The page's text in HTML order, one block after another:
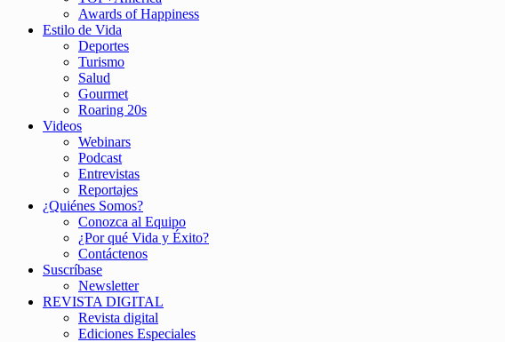
Awards of Happiness
Estilo de Vida
Deportes
Turismo
Salud
Gourmet
Roaring 20s
Videos
Webinars
Podcast
Entrevistas
Reportajes
¿Quiénes Somos?
Conozca al Equipo
¿Por qué Vida y Éxito?
Contáctenos
Suscríbase
Newsletter
REVISTA DIGITAL
Revista digital
Ediciones Especiales